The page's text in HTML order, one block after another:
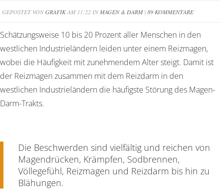
GEPOSTET VONGRAFIKAM 11:22 INMAGEN & DARM | 89 KOMMENTARE
Schätzungsweise 10 bis 20 Prozent aller Menschen in den
westlichen Industrieländern leiden unter einem Reizmagen,
wobei die Häufigkeit mit zunehmendem Alter steigt. Damit ist
der Reizmagen zusammen mit dem Reizdarm in den
westlichen Industrieländern die häufigste Störung des Magen-
Darm-Trakts.
Die Beschwerden sind vielfältig und reichen von
Magendrücken, Krämpfen, Sodbrennen,
Völlegefühl, Reizmagen und Reizdarm bis hin zu
Blähungen.